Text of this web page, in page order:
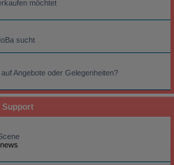
möchtet
sucht
Angebote oder Gelegenheiten?
Support